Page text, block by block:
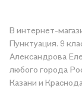
В интернет-
Пунктуация. 9 класс. Тренажёр. ФГОС» от
Александрова
любого города
Казани и